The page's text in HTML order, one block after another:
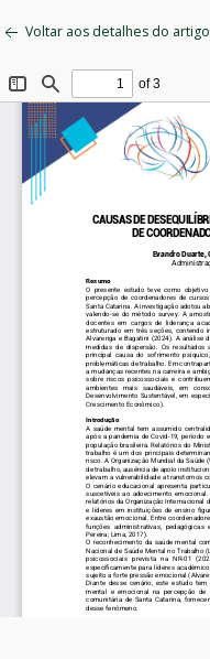
Voltar aos detalhes do artigo